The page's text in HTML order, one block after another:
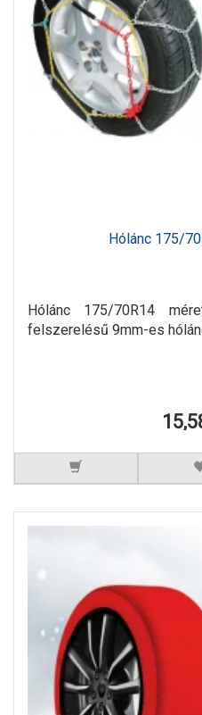
Hólánc 175/
Hólánc 175/70R14
felszerelésű 9mm-es